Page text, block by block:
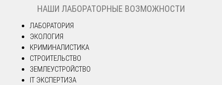
НАШИ ЛАБОРАТОРНЫЕ ВОЗМОЖНОСТИ
ЛАБОРАТОРИЯ
ЭКОЛОГИЯ
КРИМИНАЛИСТИКА
СТРОИТЕЛЬСТВО
ЗЕМЛЕУСТРОЙСТВО
IT ЭКСПЕРТИЗА